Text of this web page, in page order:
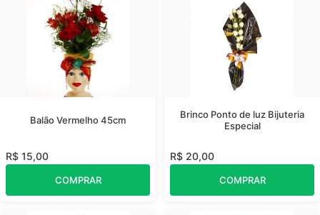
Balão Vermelho 45cm
R$ 15,00
COMPRAR
Brinco Ponto de luz Bijuteria
Especial
R$ 20,00
COMPRAR